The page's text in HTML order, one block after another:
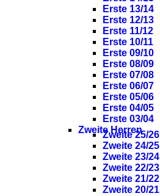
Erste 13/14
Erste 12/13
Erste 11/12
Erste 10/11
Erste 09/10
Erste 08/09
Erste 07/08
Erste 06/07
Erste 05/06
Erste 04/05
Erste 03/04
Zweite Herren
Zweite 25/26
Zweite 24/25
Zweite 23/24
Zweite 22/23
Zweite 21/22
Zweite 20/21